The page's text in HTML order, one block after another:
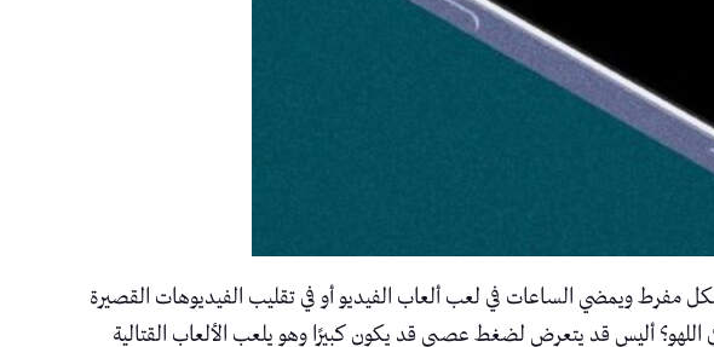
ويمضي الساعات في لعب ألعاب الفيديو أو في تقليب الفيديوهات القصيرة
في اللهو؟ أليس قد يتعرض لضغط عصبي قد يكون كبيرًا وهو يلعب الألعاب القتالية